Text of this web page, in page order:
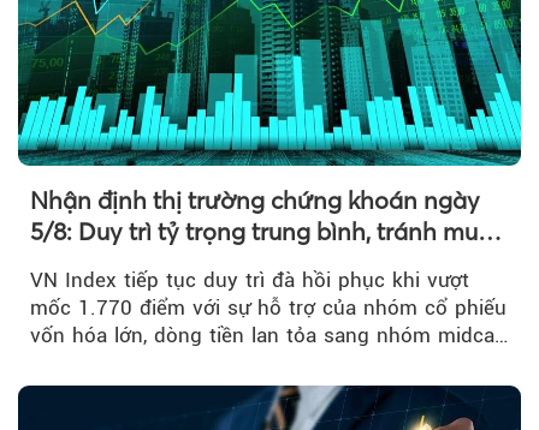
Nhận định thị trường chứng khoán ngày
5/8: Duy trì tỷ trọng trung bình, tránh mua
VN Index tiếp tục duy trì đà hồi phục khi vượt
mốc 1.770 điểm với sự hỗ trợ của nhóm cổ phiếu
vốn hóa lớn, dòng tiền lan tỏa sang nhóm midcap